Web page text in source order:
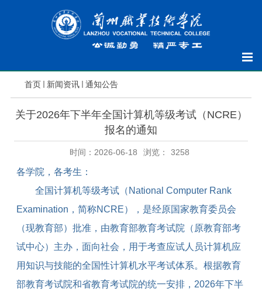
首页 新闻资讯 通知公告
关于2026年下半年全国计算机等级考试（NCRE）
报名的通知
时间：2026-06-18 浏览： 3258
各学院，各考生：
全国计算机等级考试（ National Computer Rank
Examination ，简称NCRE），是经原国家教育委员会
（现教育部）批准，由教育部教育考试院（原教育部考
试中心）主办，面向社会，用于考查应试人员计算机应
用知识与技能的全国性计算机水平考试体系。根据教育
部教育考试院和省教育考试院的统一安排， 2026年下半